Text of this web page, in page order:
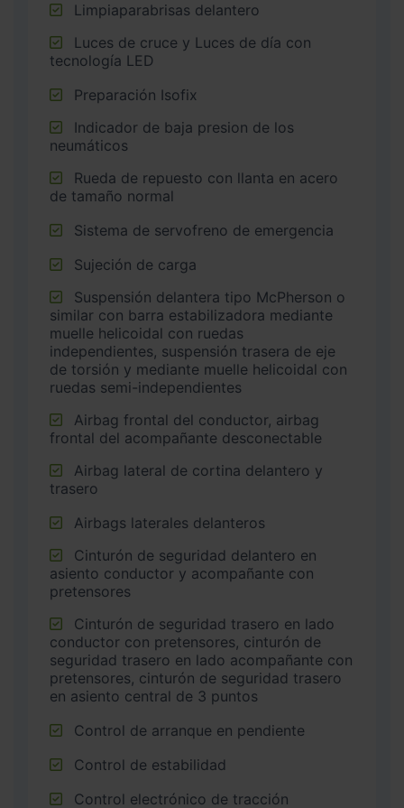
Limpiaparabrisas delantero
tecnología LED
Preparación Isofix
neumáticos
de tamaño normal
Sistema de servofreno de emergencia
Sujeción de carga
similar con barra estabilizadora mediante
muelle helicoidal con ruedas
independientes, suspensión trasera de eje
de torsión y mediante muelle helicoidal con
ruedas semi-independientes
frontal del acompañante desconectable
trasero
Airbags laterales delanteros
asiento conductor y acompañante con
pretensores
conductor con pretensores, cinturón de
seguridad trasero en lado acompañante con
pretensores, cinturón de seguridad trasero
en asiento central de 3 puntos
Control de arranque en pendiente
Control de estabilidad
Control electrónico de tracción